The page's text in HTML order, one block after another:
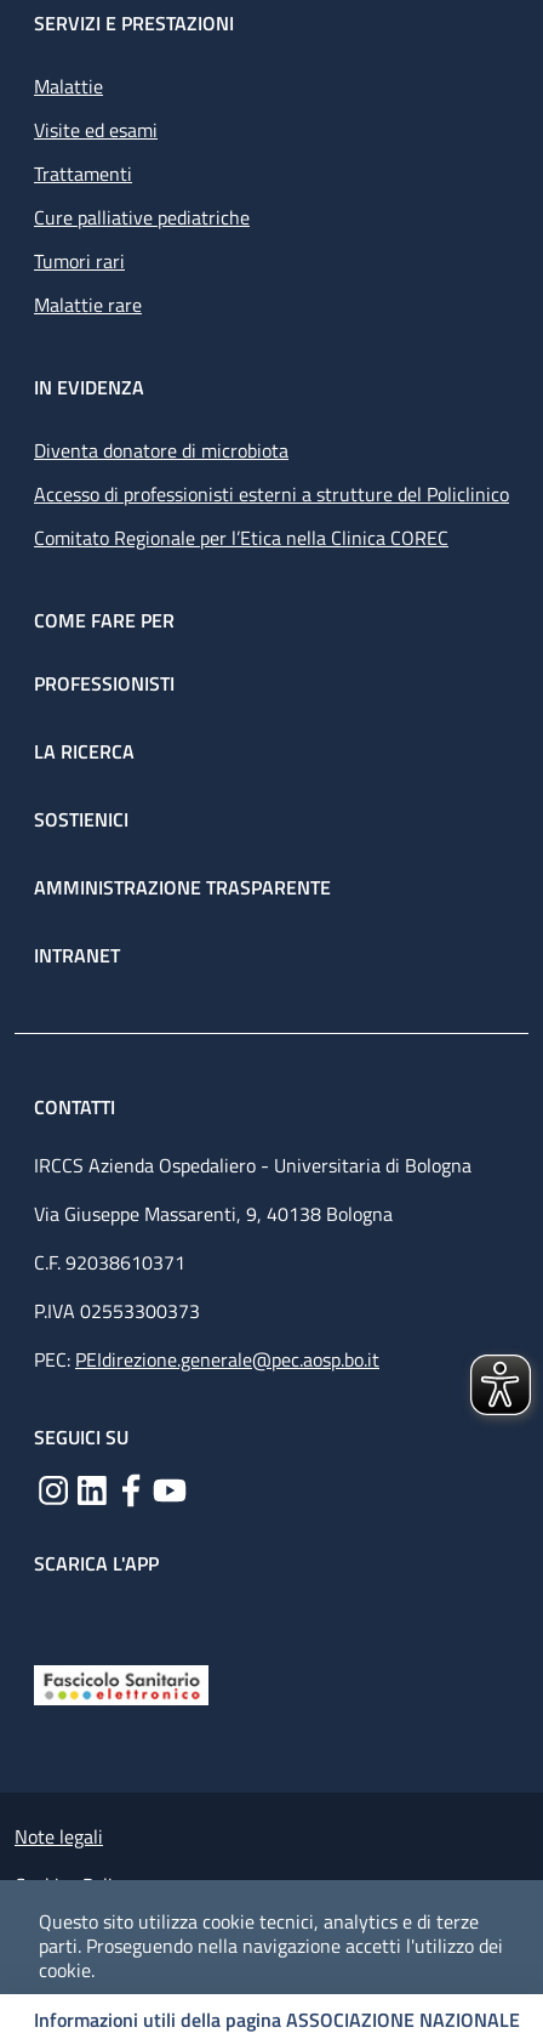
Questo sito utilizza cookie tecnici, analytics e di terze
parti. Proseguendo nella navigazione accetti l'utilizzo dei
cookie.
Informazioni utili della pagina ASSOCIAZIONE NAZIONALE
SERVIZI E PRESTAZIONI
Malattie
Visite ed esami
Trattamenti
Cure palliative pediatriche
Tumori rari
Malattie rare
IN EVIDENZA
Diventa donatore di microbiota
Accesso di professionisti esterni a strutture del Policlinico
Comitato Regionale per l’Etica nella Clinica COREC
COME FARE PER
PROFESSIONISTI
LA RICERCA
SOSTIENICI
AMMINISTRAZIONE TRASPARENTE
INTRANET
CONTATTI
IRCCS Azienda Ospedaliero - Universitaria di Bologna
Via Giuseppe Massarenti, 9, 40138 Bologna
C.F. 92038610371
P.IVA 02553300373
PEC: PEIdirezione.generale@pec.aosp.bo.it
SEGUICI SU
SCARICA L'APP
Small prints
Note legali
Cookies Policy
Policy privacy e protezione del dato personale
Albo pretorio on-line